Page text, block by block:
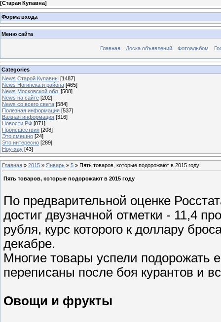
[Старая Купавна]
Форма входа
Меню сайта
Главная Доска объявлений Фотоальбом
Categories
News Старой Купавны [1487]
News Ногинска и района [465]
News Московской обл. [508]
News на сайте [202]
News со всего света [584]
Полезная информация [537]
Важная информация [316]
Новости РФ [871]
Происшествия [208]
Это смешно [24]
Это интересно [289]
Ноу-хау [43]
Главная » 2015 » Январь » 5 » Пять товаров, которые подорожают в 2015 году
Пять товаров, которые подорожают в 2015 году
По предварительной оценке
достиг двузначной отметки - 11,4
рубля, курс которого к доллару
декабре.
Многие товары успели подорожать
переписаны после боя курантов и
Овощи и фрукты